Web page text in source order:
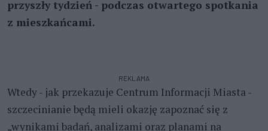
przyszły tydzień - podczas otwartego spotkania
z mieszkańcami.
REKLAMA
Wtedy - jak przekazuje Centrum Informacji Miasta -
szczecinianie będą mieli okazję zapoznać się z
„wynikami badań, analizami oraz planami na